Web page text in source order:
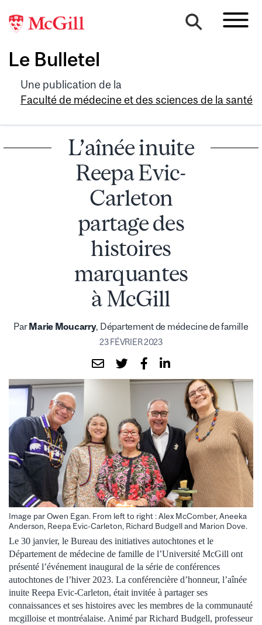
Le Bulletel
Une publication de la
Faculté de médecine et des sciences de la santé
L’aînée inuite
Reepa Evic-
Carleton
partage des
histoires
marquantes
à McGill
ParMarie Moucarry, Département de médecine de famille
23 FÉVRIER 2023
Image par Owen Egan. From left to right : Alex McComber, Aneeka
Anderson, Reepa Evic-Carleton, Richard Budgell and Marion Dove.
Le 30 janvier, le Bureau des initiatives autochtones et le
Département de médecine de famille de l’Université McGill ont
présenté l’événement inaugural de la série de conférences
autochtones de l’hiver 2023. La conférencière d’honneur, l’aînée
inuite Reepa Evic-Carleton, était invitée à partager ses
connaissances et ses histoires avec les membres de la communauté
mcgilloise et montréalaise. Animé par Richard Budgell, professeur